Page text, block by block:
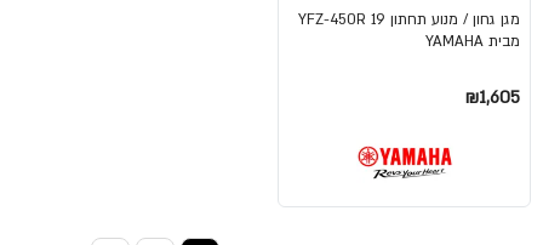
מגן גחון / מנוע תחתון YFZ-450R 19
מבית YAMAHA
₪1,605